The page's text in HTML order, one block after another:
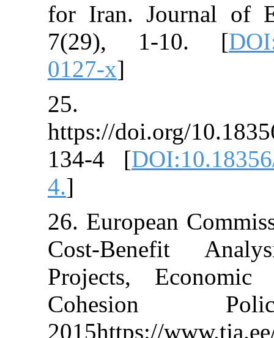
for Iran.
7(29), 1-
https://
134-4 [
26. European
Cost-
Projects,
2015https://